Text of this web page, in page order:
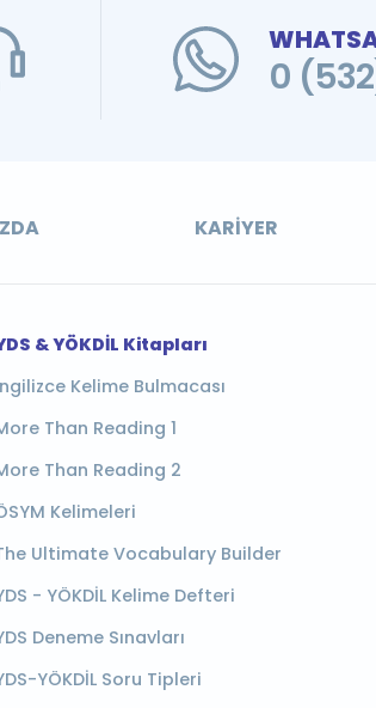
0
KARIYER
& YÖKDİL Kitapları
Kelime Bulmacası
Than Reading 1
Than Reading 2
Kelimeleri
Ultimate Vocabulary Builder
- YÖKDİL Kelime Defteri
Deneme Sınavları
YÖKDİL Soru Tipleri